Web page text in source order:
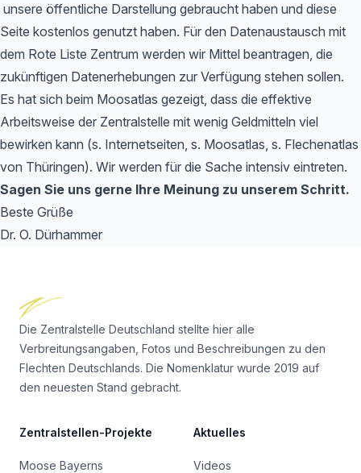
unsere öffentliche Darstellung gebraucht haben und diese
Seite kostenlos genutzt haben. Für den Datenaustausch mit
dem Rote Liste Zentrum werden wir Mittel beantragen, die
zukünftigen Datenerhebungen zur Verfügung stehen sollen.
Es hat sich beim Moosatlas gezeigt, dass die effektive
Arbeitsweise der Zentralstelle mit wenig Geldmitteln viel
bewirken kann (s. Internetseiten, s. Moosatlas, s. Flechenatlas
von Thüringen). Wir werden für die Sache intensiv eintreten.
Sagen Sie uns gerne Ihre Meinung zu unserem Schritt.
Beste Grüße
Dr. O. Dürhammer
Die Zentralstelle Deutschland stellte hier alle
Verbreitungsangaben, Fotos und Beschreibungen zu den
Flechten Deutschlands. Die Nomenklatur wurde 2019 auf
den neuesten Stand gebracht.
Zentralstellen-Projekte
Moose Bayerns
Aktuelles
Videos